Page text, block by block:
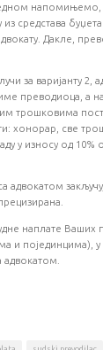
напомињемо,
средстава
Дакле,
за варијанту 2,
преводиоца, а
трошковима
хонорар, све
у износу од 10%
адвокатом
наплате Ваших
и појединцима), у
адвокатом.